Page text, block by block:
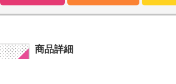
商品詳細